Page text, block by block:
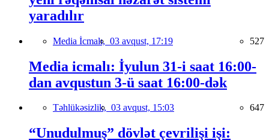
yaradılır
Media İcmalı, 03 avqust, 17:19 527
Media icmalı: İyulun 31-i saat 16:00-
dan avqustun 3-ü saat 16:00-dək
Təhlükəsizlik, 03 avqust, 15:03 647
“Unudulmuş” dövlət çevrilişi işi: